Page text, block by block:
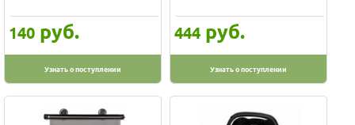
140 руб.
Узнать о поступлении
444 руб.
Узнать о поступлении